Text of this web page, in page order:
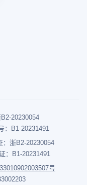
20230054
：B1-20231491
浙B2-20230054
：B1-20231491
号